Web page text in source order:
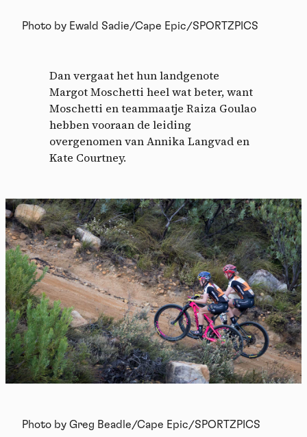
Photo by Ewald Sadie/Cape Epic/SPORTZPICS
Dan vergaat het hun landgenote
Margot Moschetti heel wat beter, want
Moschetti en teammaatje Raiza Goulao
hebben vooraan de leiding
overgenomen van Annika Langvad en
Kate Courtney.
Photo by Greg Beadle/Cape Epic/SPORTZPICS